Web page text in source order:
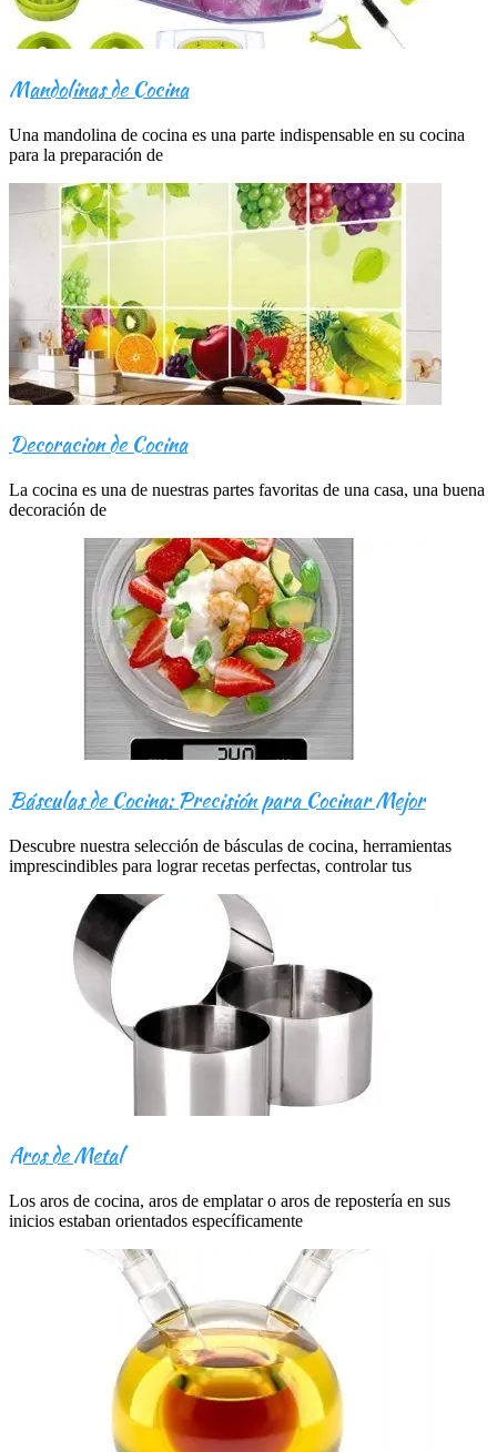
Mandolinas de Cocina
Una mandolina de cocina es una parte indispensable en su cocina
para la preparación de
Decoracion de Cocina
La cocina es una de nuestras partes favoritas de una casa, una buena
decoración de
Básculas de Cocina: Precisión para Cocinar Mejor
Descubre nuestra selección de básculas de cocina, herramientas
imprescindibles para lograr recetas perfectas, controlar tus
Aros de Metal
Los aros de cocina, aros de emplatar o aros de repostería en sus
inicios estaban orientados específicamente